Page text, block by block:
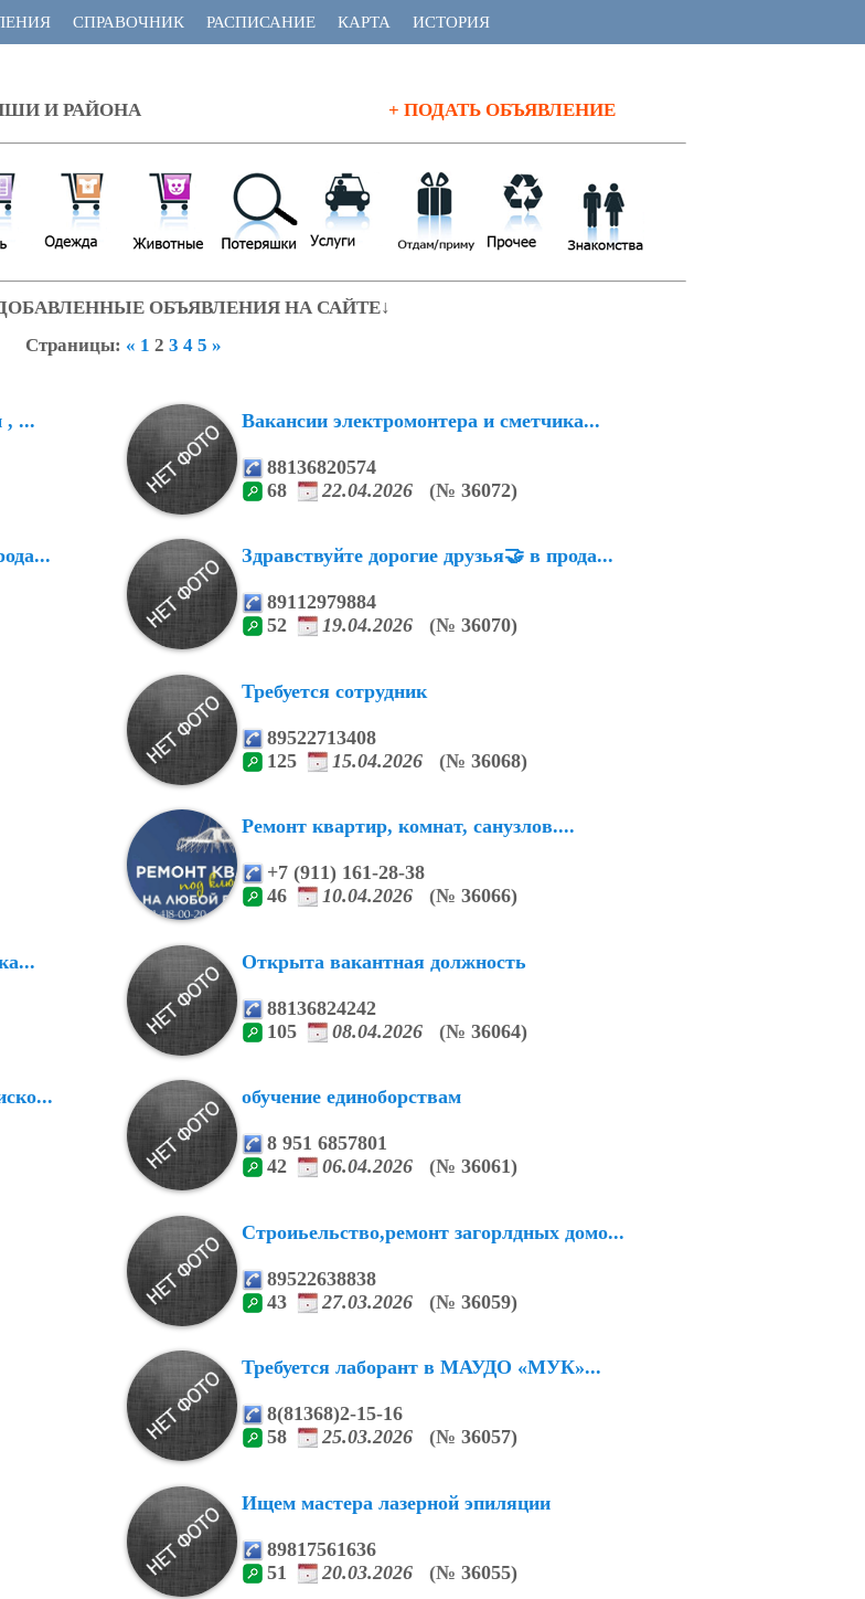
СПРАВОЧНИК РАСПИСАНИЕ КАРТА ИСТОРИЯ
И РАЙОНА + ПОДАТЬ ОБЪЯВЛЕНИЕ
ОБЪЯВЛЕНИЯ НА САЙТЕ↓
Страницы: « 1 2 3 4 5 »
, ... Вакансии электромонтера и сметчика...
88136820574
68
22.04.2026 (№ 36072)
Здравствуйте дорогие друзья🤝 в прода...
89112979884
52
19.04.2026 (№ 36070)
Требуется сотрудник
89522713408
125
15.04.2026 (№ 36068)
Ремонт квартир, комнат, санузлов....
+7 (911) 161-28-38
46
10.04.2026 (№ 36066)
Открыта вакантная должность
88136824242
105
08.04.2026 (№ 36064)
обучение единоборствам
8 951 6857801
42
06.04.2026 (№ 36061)
Строиьельство,ремонт загорлдных домо...
89522638838
43
27.03.2026 (№ 36059)
Требуется лаборант в МАУДО «МУК»...
8(81368)2-15-16
58
25.03.2026 (№ 36057)
Ищем мастера лазерной эпиляции
89817561636
51
20.03.2026 (№ 36055)